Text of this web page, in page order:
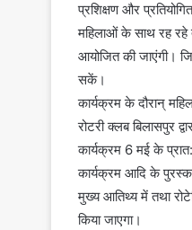
प्रशिक्षण और
महिलाओं के साथ रह रहे
आयोजित की जाएंगी।
सकें।
कार्यक्रम के दौरान्
रोटरी क्लब बिलासपुर
कार्यक्रम 6 मई के
कार्यक्रम आदि के
मुख्य आतिथ्य में तथा
किया जाएगा।